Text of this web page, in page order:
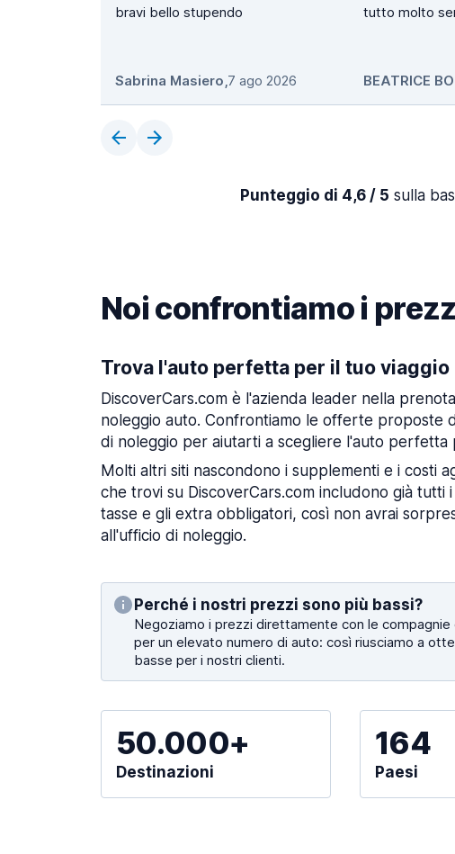
bravi bello stupendo
Sabrina Masiero,7 ago 2026
tutto molto
BEATRICE
Punteggio di 4,6 / 5 sulla
Noi confrontiamo i
Trova l'auto perfetta per il tuo viaggio
DiscoverCars.com è l'azienda leader nella
noleggio auto. Confrontiamo le offerte proposte
di noleggio per aiutarti a scegliere l'auto perfetta
Molti altri siti nascondono i supplementi e i costi
che trovi su DiscoverCars.com includono già tutti
tasse e gli extra obbligatori, così non avrai
all'ufficio di noleggio.
Perché i nostri prezzi sono più bassi?
Negoziamo i prezzi direttamente con le compagnie
per un elevato numero di auto: così riusciamo a
basse per i nostri clienti.
50.000+
Destinazioni
164
Paesi